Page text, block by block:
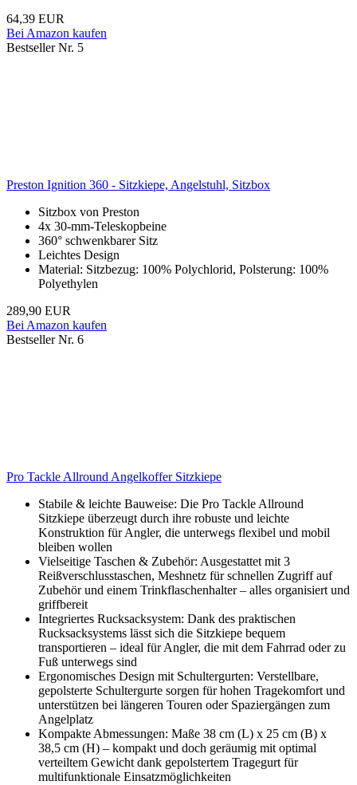
64,39 EUR
Bei Amazon kaufen
Bestseller Nr. 5
Preston Ignition 360 - Sitzkiepe, Angelstuhl, Sitzbox
Sitzbox von Preston
4x 30-mm-Teleskopbeine
360° schwenkbarer Sitz
Leichtes Design
Material: Sitzbezug: 100% Polychlorid, Polsterung: 100%
Polyethylen
289,90 EUR
Bei Amazon kaufen
Bestseller Nr. 6
Pro Tackle Allround Angelkoffer Sitzkiepe
Stabile & leichte Bauweise: Die Pro Tackle Allround
Sitzkiepe überzeugt durch ihre robuste und leichte
Konstruktion für Angler, die unterwegs flexibel und mobil
bleiben wollen
Vielseitige Taschen & Zubehör: Ausgestattet mit 3
Reißverschlusstaschen, Meshnetz für schnellen Zugriff auf
Zubehör und einem Trinkflaschenhalter – alles organisiert und
griffbereit
Integriertes Rucksacksystem: Dank des praktischen
Rucksacksystems lässt sich die Sitzkiepe bequem
transportieren – ideal für Angler, die mit dem Fahrrad oder zu
Fuß unterwegs sind
Ergonomisches Design mit Schultergurten: Verstellbare,
gepolsterte Schultergurte sorgen für hohen Tragekomfort und
unterstützen bei längeren Touren oder Spaziergängen zum
Angelplatz
Kompakte Abmessungen: Maße 38 cm (L) x 25 cm (B) x
38,5 cm (H) – kompakt und doch geräumig mit optimal
verteiltem Gewicht dank gepolstertem Tragegurt für
multifunktionale Einsatzmöglichkeiten